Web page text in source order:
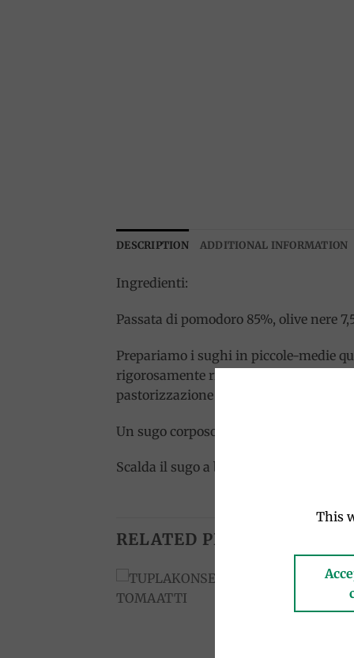
DESCRIPTION ADDITIONAL INFORMATION
Ingredienti:
Passata di pomodoro 85%, olive nere
Prepariamo i sughi in piccole-medie
rigorosamente rispettose dei prodotti
pastorizzazione è a 90 °C, a
Un sugo corposo con olive nere, capperi
Scalda il sugo a bagnomaria e
RELATED PRODUCTS
Add to
This